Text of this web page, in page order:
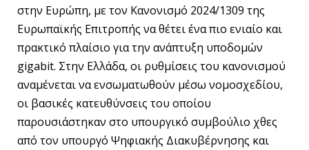
στην Ευρώπη, με τον Κανονισμό 2024/1309 της
Ευρωπαϊκής Επιτροπής να θέτει ένα πιο ενιαίο και
πρακτικό πλαίσιο για την ανάπτυξη υποδομών
gigabit. Στην Ελλάδα, οι ρυθμίσεις του κανονισμού
αναμένεται να ενσωματωθούν μέσω νομοσχεδίου,
οι βασικές κατευθύνσεις του οποίου
παρουσιάστηκαν στο υπουργικό συμβούλιο χθες
από τον υπουργό Ψηφιακής Διακυβέρνησης και